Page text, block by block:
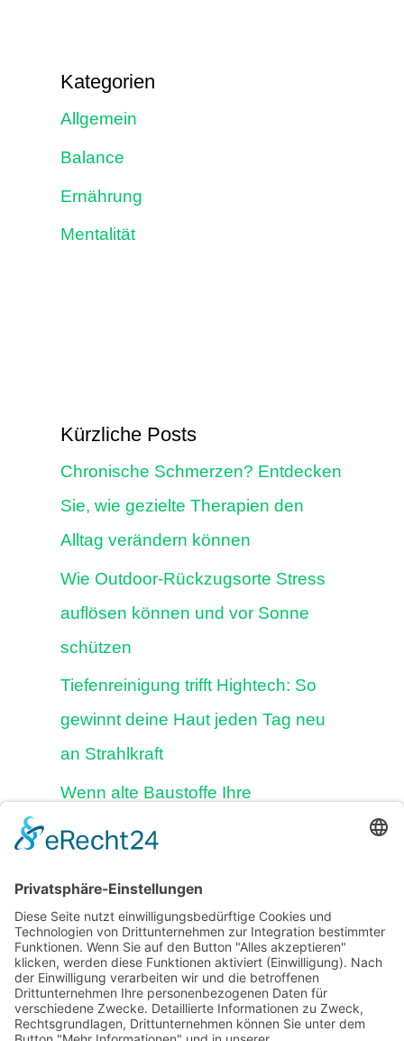
Kategorien
Allgemein
Balance
Ernährung
Mentalität
Kürzliche Posts
Chronische Schmerzen? Entdecken
Sie, wie gezielte Therapien den
Alltag verändern können
Wie Outdoor-Rückzugsorte Stress
auflösen können und vor Sonne
schützen
Tiefenreinigung trifft Hightech: So
gewinnt deine Haut jeden Tag neu
an Strahlkraft
Wenn alte Baustoffe Ihre
Gesundheit bremsen, dann ist eine
Vogeltränke im Garten aufstellen:
Positive Wirkung auf Tier und
Mensch